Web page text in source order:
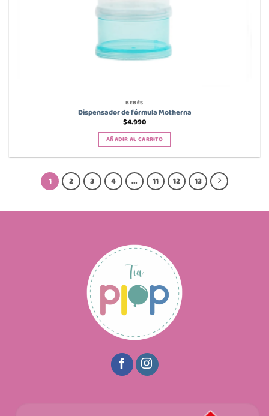
BEBÉS
Dispensador de fórmula Motherna
$4.990
AÑADIR AL CARRITO
1 2 3 4 … 11 12 13